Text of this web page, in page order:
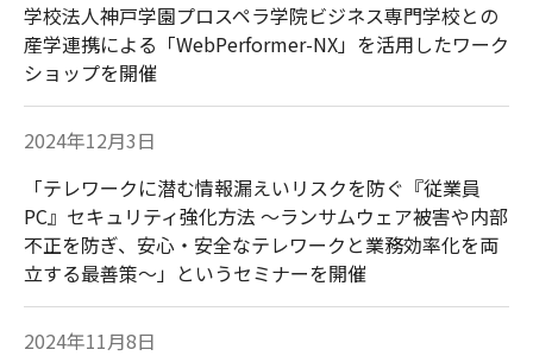
学校法人神戸学園プロスペラ学院ビジネス専門学校との
産学連携による「WebPerformer-NX」を活用したワーク
ショップを開催
2024年12月3日
「テレワークに潜む情報漏えいリスクを防ぐ『従業員
PC』セキュリティ強化方法 ～ランサムウェア被害や内部
不正を防ぎ、安心・安全なテレワークと業務効率化を両
立する最善策～」というセミナーを開催
2024年11月8日